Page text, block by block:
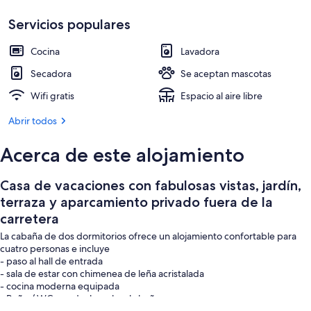
fuera
de
la
carretera
Servicios populares
Cocina
Lavadora
Secadora
Se aceptan mascotas
Wifi gratis
Espacio al aire libre
Abrir todos
Acerca de este alojamiento
Casa de vacaciones con fabulosas vistas, jardín,
terraza y aparcamiento privado fuera de la
carretera
La cabaña de dos dormitorios ofrece un alojamiento confortable para
cuatro personas e incluye
- paso al hall de entrada
- sala de estar con chimenea de leña acristalada
- cocina moderna equipada
- Baño / WC con ducha sobre la bañera.